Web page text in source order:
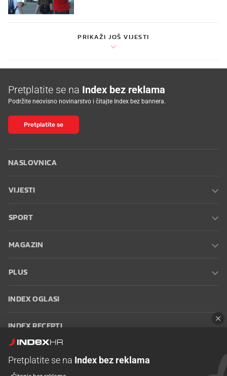
PRIKAŽI JOŠ VIJESTI
Pretplatite se na Index bez reklama
Podržite neovisno novinarstvo i čitajte Index bez bannera.
Pretplatite se
NASLOVNICA
VIJESTI
SPORT
MAGAZIN
PLUS
INDEX OGLASI
INDEX RECEPTI
Pretplatite se na Index bez reklama